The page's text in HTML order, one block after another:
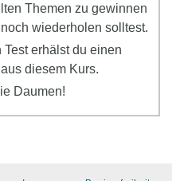
Themen zu gewinnen
wiederholen solltest.
erhälst du einen
diesem Kurs.
Daumen!